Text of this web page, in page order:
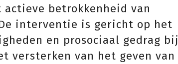
betrokkenheid van
interventie is gericht op het
en prosociaal gedrag bij
versterken van het geven van